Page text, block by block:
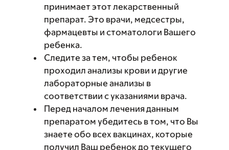
принимает этот лекарственный
препарат. Это врачи, медсестры,
фармацевты и стоматологи Вашего
ребенка.
Следите за тем, чтобы ребенок
проходил анализы крови и другие
лабораторные анализы в
соответствии с указаниями врача.
Перед началом лечения данным
препаратом убедитесь в том, что Вы
знаете обо всех вакцинах, которые
получил Ваш ребенок до текущего